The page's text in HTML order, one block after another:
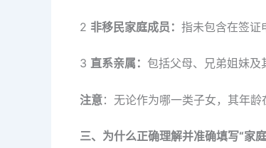
2 非移民家庭成员： 指未包含在签证
3 直系亲属： 包括父母、兄弟姐妹及
注意：无论作为哪一类子女，其年
三、为什么正确理解并准确填写“家